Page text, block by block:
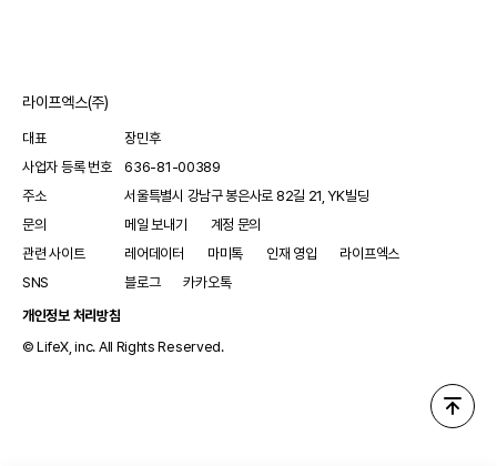
라이프엑스(주)
대표
장민후
사업자 등록 번호
636-81-00389
주소
서울특별시 강남구 봉은사로 82길 21, YK빌딩
문의
메일 보내기
계정 문의
관련 사이트
레어데이터 마미톡 인재 영입
라이프엑스
SNS
블로그
카카오톡
개인정보 처리방침
© LifeX, inc. All Rights Reserved.